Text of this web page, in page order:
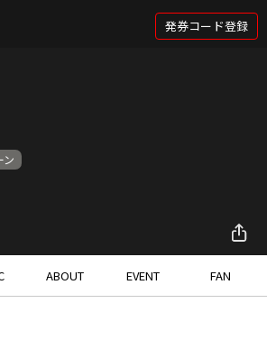
発券コード登録
ン
ABOUT EVENT FAN